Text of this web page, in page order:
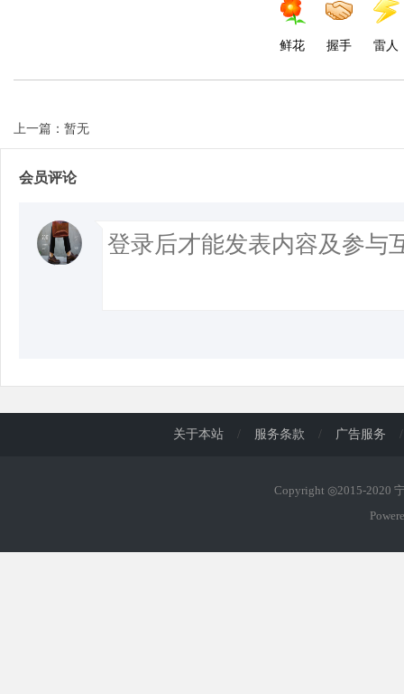
鲜花 握手 雷人
上一篇：暂无
会员评论
关于本站 / 服务条款 / 广告服务 /
Copyright ◎2015-2020